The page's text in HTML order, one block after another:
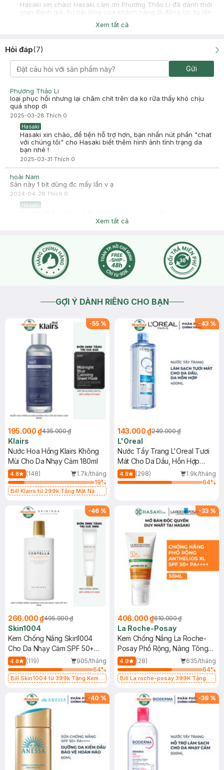
Hasaki xin chào! Hasaki cảm ơn Phương Thảo Li đã dành thời
gian đánh giá. Sự hài lòng của khách hàng là động lực to lớn
để Hasaki ngày càng phát triển hơn nữa về chất lượng dịch
vụ. Cảm ơn bạn đã tin tưởng và mua sắm tại Hasaki!
2025-01-16
Mặt nạ mỏng nhẹ, ôm khít vào da mặt. Có hương tràm trà nhẹ
nhàng, không nồng, và dễ chịu. Dưỡng chất vừa đủ, không dư
nhiều như các dòng BNBG. Đắp xong da có độ ẩm nhẹ, sáng da
nhẹ. Khả năng kiềm dầu và dịu da tương đối tốt.
Hasaki -2025-01-17
Hasaki cảm ơn bạn đã chia sẻ trải nghiệm tại Hasaki. Sự hài
lòng của khách hàng là động lực to lớn để Hasaki ngày càng
phát triển hơn nữa về chất lượng dịch vụ.
Xem tất cả
Hỏi đáp(7)
Gửi
Phương Thảo Li
loại phục hồi nhưng lại châm chít trên da ko rữa thấy khó chịu
quá shop ơi
2025-03-28 Thích 0
Hasaki
Hasaki xin chào, để tiện hỗ trợ hơn, bạn nhấn nút phần "chat
với chúng tôi" cho Hasaki biết thêm hình ảnh tình trạng da
bạn nhé !
2025-03-31 Thích 0
hoài Nam
Sản này 1 bịt dùng đc mấy lần v ạ
2024-04-28 Thích 0
Hasaki
Xem tất cả
GỢI Ý DÀNH RIÊNG CHO BẠN
-55 %
195.000 ₫435.000 ₫
Klairs
Nước Hoa Hồng Klairs Không
Mùi Cho Da Nhạy Cảm 180ml
4.8 (148)
1.7k/tháng
19%
Bill Klairs từ 299k Tặng Mặt Nạ
25ml (SL Có Hạn)
-43 %
143.000 ₫249.000 ₫
L'Oreal
Nước Tẩy Trang L'Oreal Tươi
Mát Cho Da Dầu, Hỗn Hợp
400ml
4.8 (298)
1.9k/tháng
64%
-46 %
266.000 ₫495.000 ₫
Skin1004
Kem Chống Nắng Skin1004
Cho Da Nhạy Cảm SPF 50+
50ml
4.8 (119)
905/tháng
64%
Bill Skin1004 từ 399k Tặng Kem
SPF 50+ 20ml (SL Có Hạn)
-33 %
406.000 ₫610.000 ₫
La Roche-Posay
Kem Chống Nắng La Roche-
Posay Phổ Rộng, Nâng Tông
Kiềm Dầu 50ml
4.9 (28)
635/tháng
64%
Bill La roche-posay 399K Tặng
(SL có hạn)
-40 % -38 %